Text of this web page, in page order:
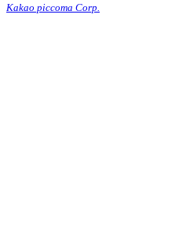
Kakao piccoma Corp.